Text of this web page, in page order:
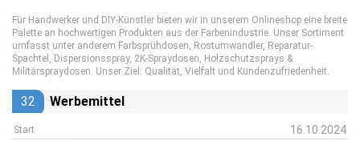
Für Handwerker und DIY-Künstler bieten wir in unserem Onlineshop eine breite
Palette an hochwertigen Produkten aus der Farbenindustrie. Unser Sortiment
umfasst unter anderem Farbsprühdosen, Rostumwandler, Reparatur-
Spachtel, Dispersionsspray, 2K-Spraydosen, Holzschutzsprays &
Militärspraydosen. Unser Ziel: Qualität, Vielfalt und Kundenzufriedenheit.
32 Werbemittel
Start 16.10.2024